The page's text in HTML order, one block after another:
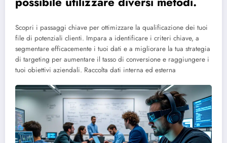
Scopri i passaggi chiave per ottimizzare la qualificazione dei tuoi
file di potenziali clienti. Impara a identificare i criteri chiave, a
segmentare efficacemente i tuoi dati e a migliorare la tua strategia
di targeting per aumentare il tasso di conversione e raggiungere i
tuoi obiettivi aziendali. Raccolta dati interna ed esterna